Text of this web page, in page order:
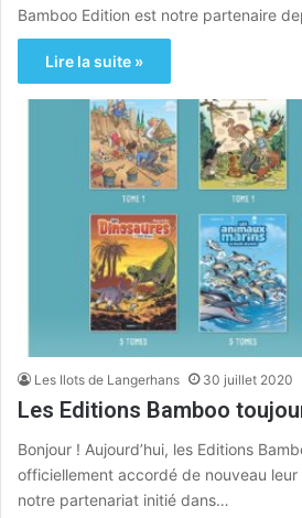
Bamboo Edition est notre partenaire
Lire la suite »
Les Ilots de Langerhans 30 juillet 2020
Les Editions Bamboo
Bonjour ! Aujourd’hui, les Editions
officiellement accordé de nouveau
notre partenariat initié dans…